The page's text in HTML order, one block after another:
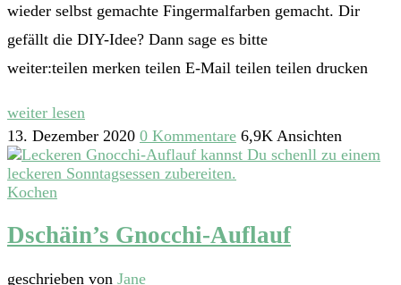
wieder selbst gemachte Fingermalfarben gemacht. Dir
gefällt die DIY-Idee? Dann sage es bitte
weiter:teilen merken teilen E-Mail teilen teilen drucken
weiter lesen
13. Dezember 2020 0 Kommentare 6,9K Ansichten
Kochen
Dschäin’s Gnocchi-Auflauf
geschrieben von Jane